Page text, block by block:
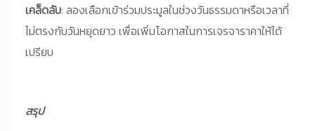
เคล็ดลับ: ลองเลือกเข้าร่วมประมูลในช่วงวันธรรมดาหรือเวลาที่
ไม่ตรงกับวันหยุดยาว เพื่อเพิ่มโอกาสในการเจรจาราคาให้ได้
เปรียบ
สรุป